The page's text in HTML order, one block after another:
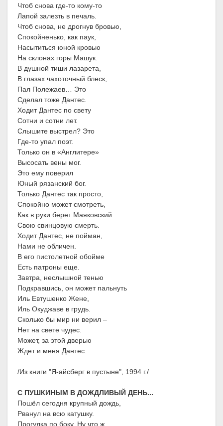
Чтоб снова где-то кому-то
Лапой залезть в печаль.
Чтоб снова, не дрогнув бровью,
Спокойненько, как паук,
Насытиться юной кровью
На склонах горы Машук.
В душной тиши лазарета,
В глазах чахоточный блеск,
Пал Полежаев… Это
Сделал тоже Дантес.
Ходит Дантес по свету
Сотни и сотни лет.
Слышите выстрел? Это
Где-то упал поэт.
Только он в «Англитере»
Высосать вены мог.
Это ему поверил
Юный рязанский бог.
Только Дантес так просто,
Спокойно может смотреть,
Как в руки берет Маяковский
Свою свинцовую смерть.
Ходит Дантес, не пойман,
Нами не обличен.
В его пистолетной обойме
Есть патроны еще.
Завтра, неслышной тенью
Подкравшись, он может пальнуть
Иль Евтушенко Жене,
Иль Окуджаве в грудь.
Сколько бы мир ни верил –
Нет на свете чудес.
Может, за этой дверью
Ждет и меня Дантес.
/Из книги "Я-айсберг в пустыне", 1994 г./
С ПУШКИНЫМ В ДОЖДЛИВЫЙ ДЕНЬ...
Пошёл сегодня крупный дождь,
Рванул на всю катушку.
Прогулка по боку. Ну что ж,